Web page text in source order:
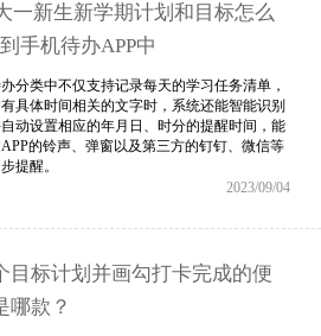
一新生新学期计划和目标怎么
手机待办APP中
分类中不仅支持记录每天的学习任务清单，
具体时间相关的文字时，系统还能智能识别
动设置相应的年月日、时分的提醒时间，能
的铃声、弹窗以及第三方的钉钉、微信等
提醒。
2023/09/04
目标计划并画勾打卡完成的便
哪款？